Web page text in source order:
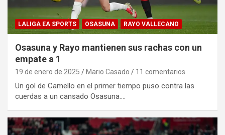
LALIGA EA SPORTS OSASUNA RAYO VALLECANO
Osasuna y Rayo mantienen sus rachas con un
empate a 1
19 de enero de 2025 Mario Casado 11 comentarios
Un gol de Camello en el primer tiempo puso contra las
cuerdas a un cansado Osasuna.…